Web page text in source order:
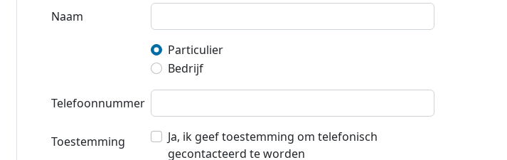
Naam
Particulier
Bedrijf
Telefoonnummer
Toestemming
Ja, ik geef toestemming om telefonisch
gecontacteerd te worden